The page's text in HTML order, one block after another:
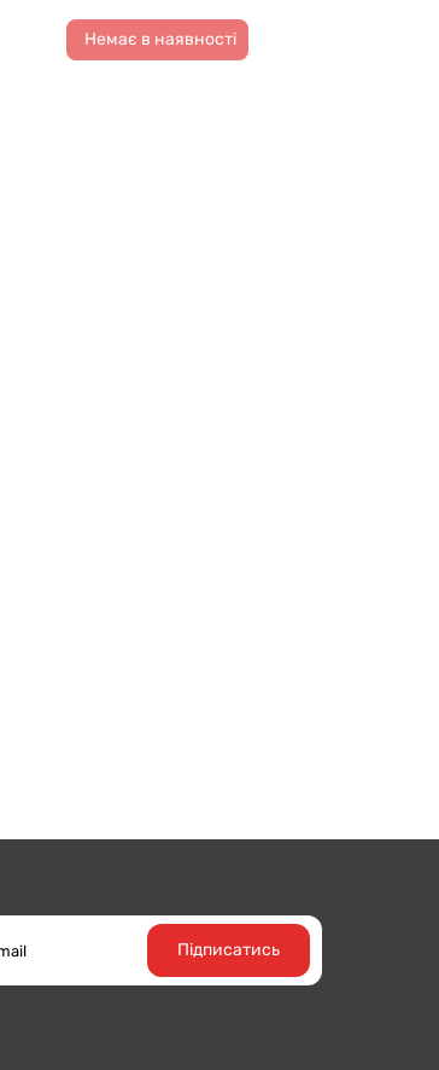
Немає в наявності
Підписатись